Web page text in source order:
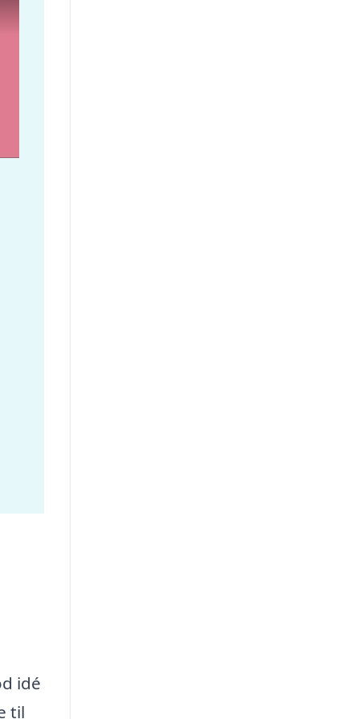
idé
til